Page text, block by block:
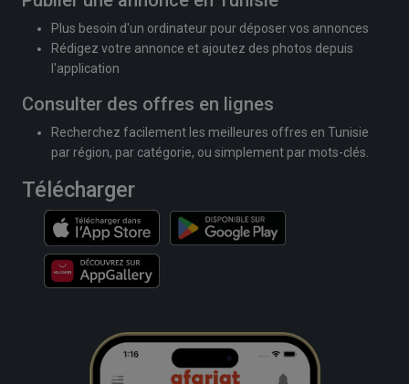
Plus besoin d'un ordinateur pour déposer vos annonces
Rédigez votre annonce et ajoutez des photos depuis
l'application
Consulter des offres en lignes
Recherchez facilement les meilleures offres en Tunisie
par région, par catégorie, ou simplement par mots-clés.
Télécharger